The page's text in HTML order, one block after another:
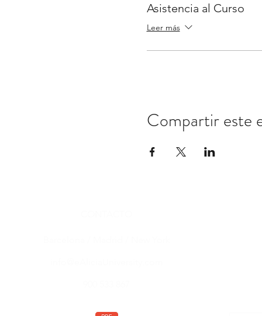
Asistencia al Curso
Leer más
Compartir este